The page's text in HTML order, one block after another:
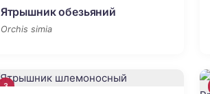
Ятрышник обезьяний
Orchis simia
3